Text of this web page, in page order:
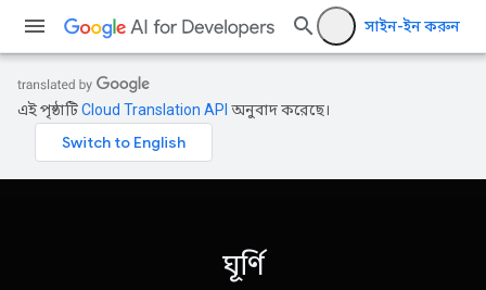
সাইন-ইন করুন
এই পৃষ্ঠাটিCloud Translation API অনুবাদ করেছে।
ঘূর্ণি